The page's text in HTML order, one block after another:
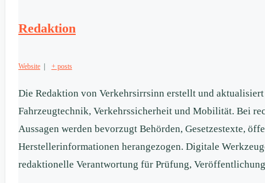
Redaktion
Website + posts
Die Redaktion von Verkehrsirrsinn erstellt und
Fahrzeugtechnik, Verkehrssicherheit und Mobilität. Bei
Aussagen werden bevorzugt Behörden, Gesetzestexte,
Herstellerinformationen herangezogen. Digitale
redaktionelle Verantwortung für Prüfung,